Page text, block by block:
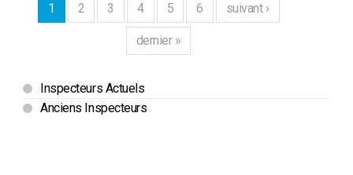
1 2 3 4 5 6 suivant ›
dernier »
Inspecteurs Actuels
Anciens Inspecteurs